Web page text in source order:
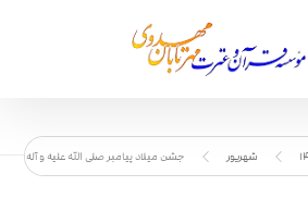
شهریور جشن میلاد پیامبر صلی الله علیه و آله و